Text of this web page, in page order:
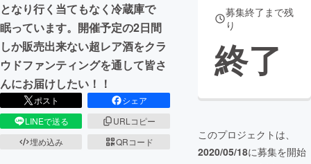
となり行く当てもなく冷蔵庫で
眠っています。開催予定の2日間
しか販売出来ない超レア酒をクラ
ウドファンティングを通して皆さ
んにお届けしたい！！
ポスト
シェア
LINEで送る
URLコピー
埋め込み
QRコード
募集終了まで残
り
終了
このプロジェクトは、
2020/05/18に募集を開始